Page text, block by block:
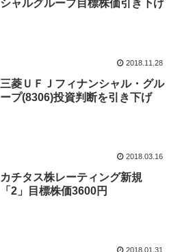
シャルグループ目標株価引き下げ
2018.11.28
三菱ＵＦＪフィナンシャル・グル
ープ(8306)投資判断を引き下げ
2018.03.16
カチタス株レーティング新規
「2」目標株価3600円
2018.01.31